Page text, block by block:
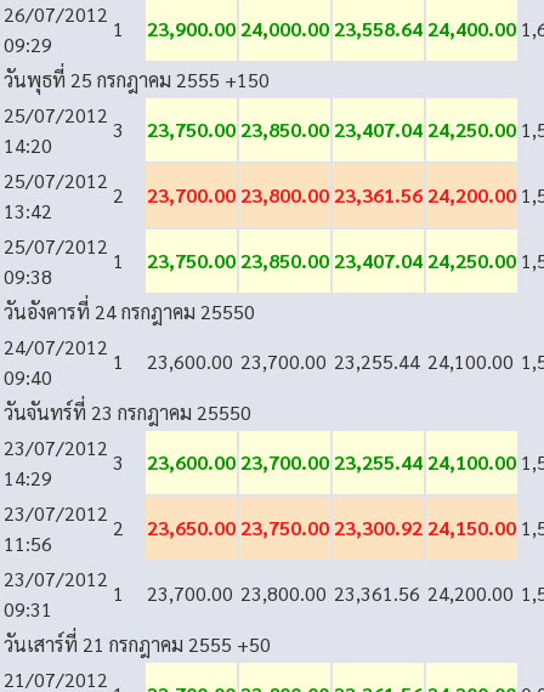
26/07/2012
09:29
1 23,900.00 24,000.00 23,558.64 24,400.00
วันพุธที่ 25 กรกฎาคม 2555 +150
25/07/2012
14:20
3 23,750.00 23,850.00 23,407.04 24,250.00
25/07/2012
13:42
2 23,700.00 23,800.00 23,361.56 24,200.00
25/07/2012
09:38
1 23,750.00 23,850.00 23,407.04 24,250.00
วันอังคารที่ 24 กรกฎาคม 25550
24/07/2012
09:40
1 23,600.00 23,700.00 23,255.44 24,100.00
วันจันทร์ที่ 23 กรกฎาคม 25550
23/07/2012
14:29
3 23,600.00 23,700.00 23,255.44 24,100.00
23/07/2012
11:56
2 23,650.00 23,750.00 23,300.92 24,150.00
23/07/2012
09:31
1 23,700.00 23,800.00 23,361.56 24,200.00
วันเสาร์ที่ 21 กรกฎาคม 2555 +50
21/07/2012